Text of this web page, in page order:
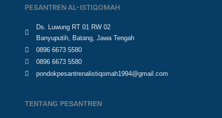
PESANTREN AL-ISTIQOMAH
Ds. Luwung RT 01 RW 02
Banyuputih, Batang, Jawa Tengah
0896 6673 5580
0896 6673 5580
pondokpesantrenalistiqomah1994@gmail.com
TENTANG PESANTREN